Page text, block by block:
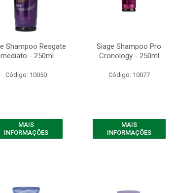
Shampoo Resgate
- 250ml
Código: 10050
MAIS
INFORMAÇÕES
Siage Shampoo Pro
Cronology - 250ml
Código: 10077
MAIS
INFORMAÇÕES